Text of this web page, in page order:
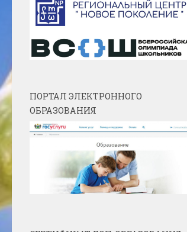
ПОРТАЛ ЭЛЕКТРОННОГО
ОБРАЗОВАНИЯ